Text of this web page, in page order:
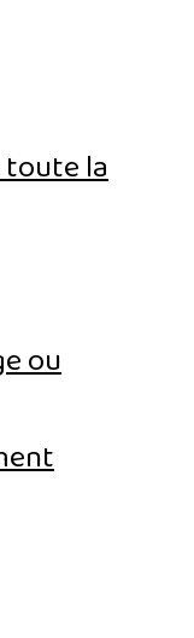
toute la
ou